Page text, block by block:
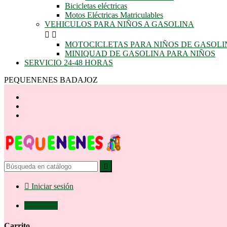
Bicicletas eléctricas
Motos Eléctricas Matriculables
VEHICULOS PARA NIÑOS A GASOLINA
 
MOTOCICLETAS PARA NIÑOS DE
MINIQUAD DE GASOLINA PARA NIÑOS
SERVICIO 24-48 HORAS
PEQUENENES BADAJOZ

 Iniciar sesión